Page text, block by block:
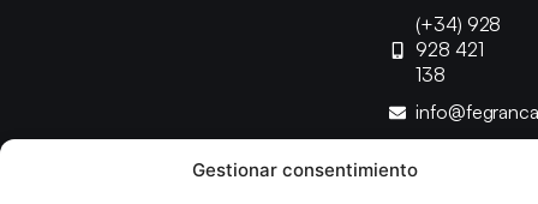
Gestionar consentimiento
(+34) 928
928 421
138